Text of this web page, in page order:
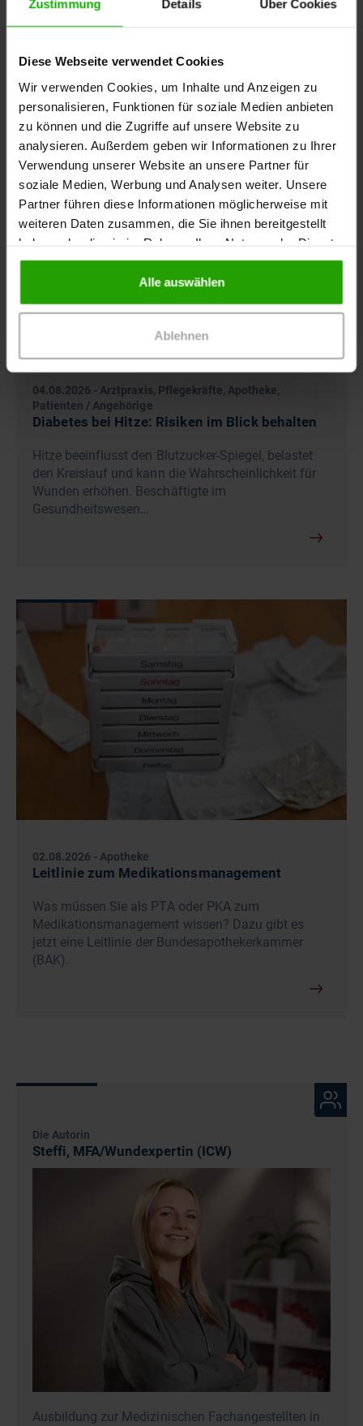
Zustimmung Details Über Cookies
Diese Webseite verwendet Cookies
Wir verwenden Cookies, um Inhalte und Anzeigen zu
personalisieren, Funktionen für soziale Medien anbieten
zu können und die Zugriffe auf unsere Website zu
analysieren. Außerdem geben wir Informationen zu Ihrer
Verwendung unserer Website an unsere Partner für
soziale Medien, Werbung und Analysen weiter. Unsere
Partner führen diese Informationen möglicherweise mit
weiteren Daten zusammen, die Sie ihnen bereitgestellt
haben oder die sie im Rahmen Ihrer Nutzung der Dienste
gesammelt haben.
Alle auswählen
Ablehnen
dass in manchen Ländern mehr als jedes zehnte
Medikament gefälscht ist oder nicht den
04.08.2026 - Arztpraxis, Pflegekräfte, Apotheke,
Patienten / Angehörige
Diabetes bei Hitze: Risiken im Blick behalten
Hitze beeinflusst den Blutzucker-Spiegel, belastet
den Kreislauf und kann die Wahrscheinlichkeit für
Wunden erhöhen. Beschäftigte im
Gesundheitswesen…
02.08.2026 - Apotheke
Leitlinie zum Medikationsmanagement
Was müssen Sie als PTA oder PKA zum
Medikationsmanagement wissen? Dazu gibt es
jetzt eine Leitlinie der Bundesapothekerkammer
(BAK).
Die Autorin
Steffi, MFA/Wundexpertin (ICW)
Ausbildung zur Medizinischen Fachangestellten in